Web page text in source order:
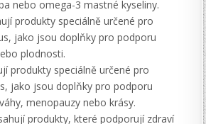
nebo omega-3 mastné kyseliny.
produkty speciálně určené pro
jako jsou doplňky pro podporu
plodnosti.
produkty speciálně určené pro
jako jsou doplňky pro podporu
menopauzy nebo krásy.
produkty, které podporují zdraví